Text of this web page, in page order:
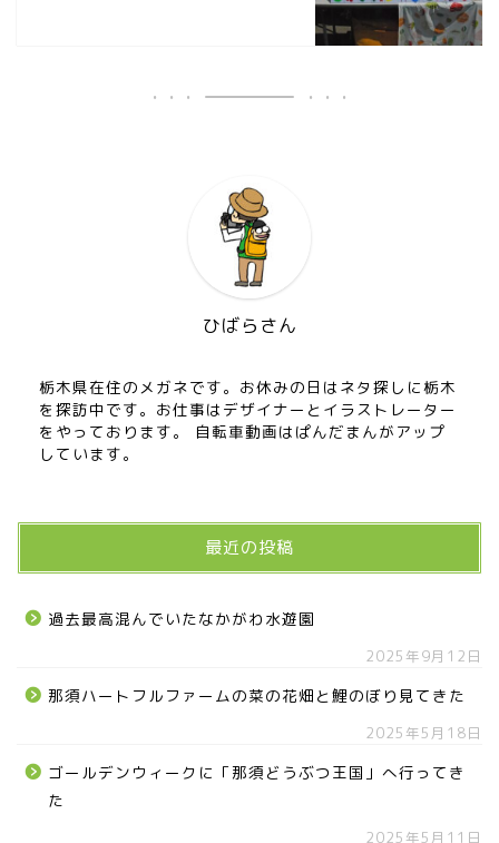
ひばらさん
栃木県在住のメガネです。お休みの日はネタ探しに栃木
を探訪中です。お仕事はデザイナーとイラストレーター
をやっております。 自転車動画はぱんだまんがアップ
しています。
最近の投稿
過去最高混んでいたなかがわ水遊園
2025年9月12日
那須ハートフルファームの菜の花畑と鯉のぼり見てきた
2025年5月18日
ゴールデンウィークに「那須どうぶつ王国」へ行ってき
た
2025年5月11日